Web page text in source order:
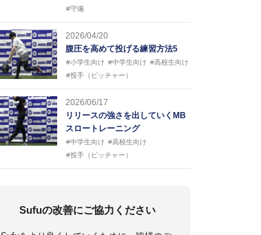
#守備
2026/04/20
腹圧を高めて投げる練習方法5
#小学生向け #中学生向け #高校生向け
#投手（ピッチャー）
2026/06/17
リリースの強さを出していくMB
スロートレーニング
#中学生向け #高校生向け
#投手（ピッチャー）
Sufuの改善にご協力ください